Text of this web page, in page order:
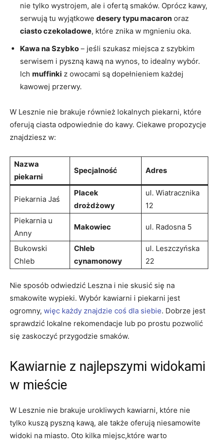
nie tylko wystrojem, ale i ofertą smaków. Oprócz kawy,
serwują tu wyjątkowe desery typu macaron oraz
ciasto czekoladowe, które znika w mgnieniu oka.
Kawa na Szybko – jeśli szukasz miejsca z szybkim
serwisem i pyszną kawą na wynos, to idealny wybór.
Ich muffinki z owocami są dopełnieniem każdej
kawowej przerwy.
W Lesznie nie brakuje również lokalnych piekarni, które
oferują ciasta odpowiednie do kawy. Ciekawe propozycje
znajdziesz w:
Nazwa
piekarni
Specjalność Adres
Piekarnia Jaś
Placek
drożdżowy
ul. Wiatracznika
12
Piekarnia u
Anny
Makowiec ul. Radosna 5
Bukowski
Chleb
Chleb
cynamonowy
ul. Leszczyńska
22
Nie sposób odwiedzić Leszna i nie skusić się na
smakowite wypieki. Wybór kawiarni i piekarni jest
ogromny, więc każdy znajdzie coś dla siebie. Dobrze jest
sprawdzić lokalne rekomendacje lub po prostu pozwolić
się zaskoczyć przygodzie smaków.
Kawiarnie z najlepszymi widokami
w mieście
W Lesznie nie brakuje urokliwych kawiarni, które nie
tylko kuszą pyszną kawą, ale także oferują niesamowite
widoki na miasto. Oto kilka miejsc,które warto